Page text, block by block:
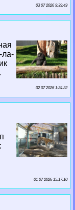
03 07 2026 9:39:49
ла-
02 07 2026 1:34:32
01 07 2026 15:17:10